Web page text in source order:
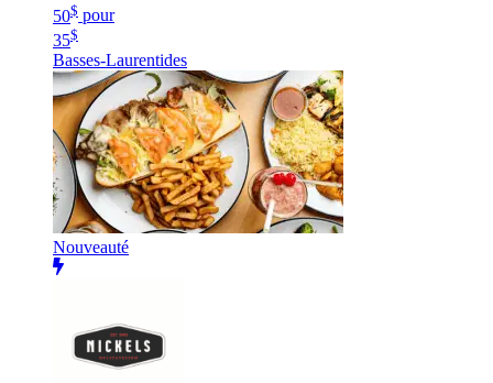
50$ pour
35$
Basses-Laurentides
Nouveauté